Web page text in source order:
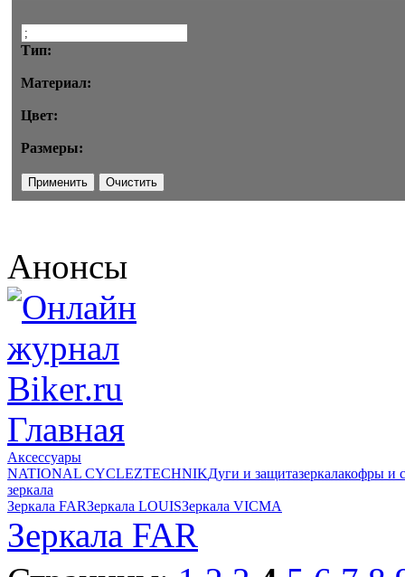
Тип:
Материал:
Цвет:
Размеры:
Анонсы
Главная
Аксессуары
NATIONAL CYCLEZTECHNIKДуги и защитазеркалакофры и
зеркала
Зеркала FARЗеркала LOUISЗеркала VICMA
Зеркала FAR